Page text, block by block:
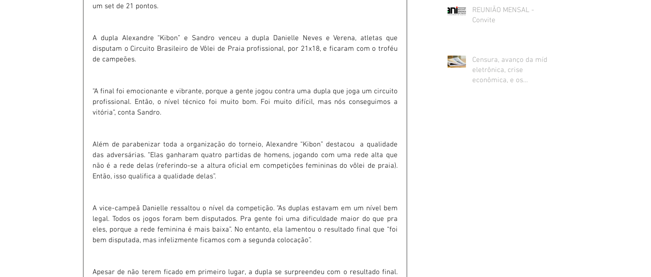
um set de 21 pontos.
A dupla Alexandre “Kibon” e Sandro venceu a dupla Danielle Neves e Verena, atletas que
disputam o Circuito Brasileiro de Vôlei de Praia profissional, por 21x18, e ficaram com o troféu
de campeões.
“A final foi emocionante e vibrante, porque a gente jogou contra uma dupla que joga um circuito
profissional. Então, o nível técnico foi muito bom. Foi muito difícil, mas nós conseguimos a
vitória”, conta Sandro.
Além de parabenizar toda a organização do torneio, Alexandre “Kibon” destacou  a qualidade
das adversárias. “Elas ganharam quatro partidas de homens, jogando com uma rede alta que
não é a rede delas (referindo-se a altura oficial em competições femininas do vôlei de praia).
Então, isso qualifica a qualidade delas”.
A vice-campeã Danielle ressaltou o nível da competição. “As duplas estavam em um nível bem
legal. Todos os jogos foram bem disputados. Pra gente foi uma dificuldade maior do que pra
eles, porque a rede feminina é mais baixa”. No entanto, ela lamentou o resultado final que “foi
bem disputada, mas infelizmente ficamos com a segunda colocação”.
Apesar de não terem ficado em primeiro lugar, a dupla se surpreendeu com o resultado final.
REUNIÃO MENSAL -
Convite
Censura, avanço da mídia
eletrônica, crise
econômica, e os